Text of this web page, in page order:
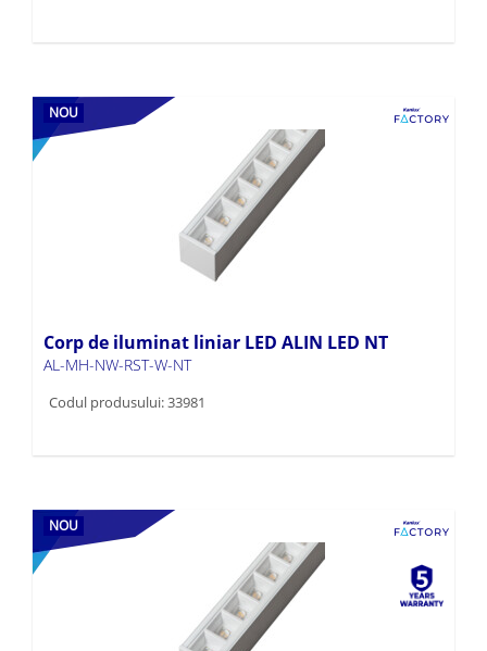
NOU
Corp de iluminat liniar LED ALIN LED NT
AL-MH-NW-RST-W-NT
Codul produsului: 33981
NOU